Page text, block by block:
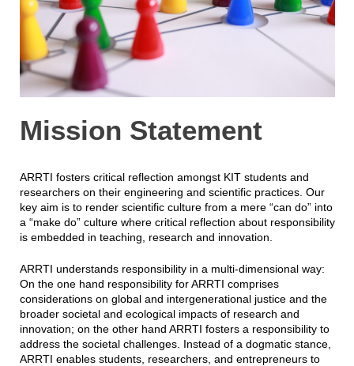
Mission Statement
ARRTI fosters critical reflection amongst KIT students and
researchers on their engineering and scientific practices. Our
key aim is to render scientific culture from a mere “can do” into
a “make do” culture where critical reflection about responsibility
is embedded in teaching, research and innovation.
ARRTI understands responsibility in a multi-dimensional way:
On the one hand responsibility for ARRTI comprises
considerations on global and intergenerational justice and the
broader societal and ecological impacts of research and
innovation; on the other hand ARRTI fosters a responsibility to
address the societal challenges. Instead of a dogmatic stance,
ARRTI enables students, researchers, and entrepreneurs to